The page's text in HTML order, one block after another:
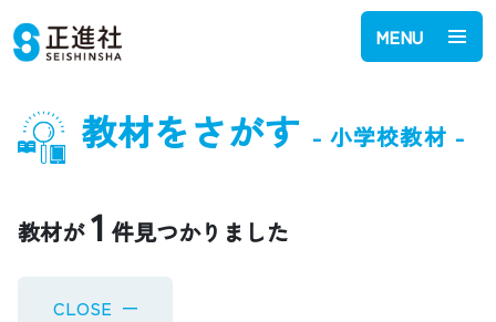
MENU
教材をさがす - 小学校教材 -
教材が1 件見つかりました
CLOSE ー